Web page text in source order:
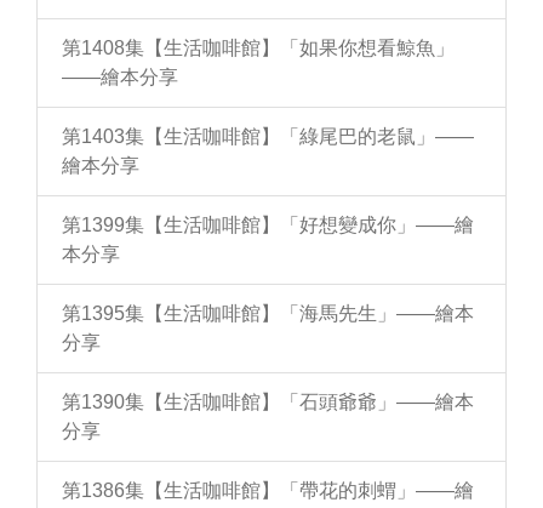
第1408集【生活咖啡館】「如果你想看鯨魚」
——繪本分享
第1403集【生活咖啡館】「綠尾巴的老鼠」——
繪本分享
第1399集【生活咖啡館】「好想變成你」——繪
本分享
第1395集【生活咖啡館】「海馬先生」——繪本
分享
第1390集【生活咖啡館】「石頭爺爺」——繪本
分享
第1386集【生活咖啡館】「帶花的刺蝟」——繪